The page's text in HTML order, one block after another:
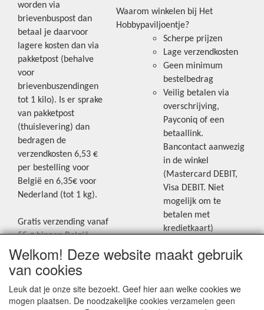
worden via
brievenbuspost dan
betaal je daarvoor
lagere kosten dan via
pakketpost (behalve
voor
brievenbuszendingen
tot 1 kilo). Is er sprake
van pakketpost
(thuislevering) dan
bedragen de
verzendkosten 6,53 €
per bestelling voor
België en 6,35€ voor
Nederland (tot 1 kg).
Gratis verzending vanaf
55 € binnen België.
Gratis verzending vanaf
65 € naar Nederland.
Levering andere
landen: geen gratis
verzending, portkosten
Waarom winkelen bij Het
Hobbypaviljoentje?
Scherpe prijzen
Lage verzendkosten
Geen minimum
bestelbedrag
Veilig betalen via
overschrijving,
Payconiq of een
betaallink.
Bancontact aanwezig
in de winkel
(Mastercard DEBIT,
Visa DEBIT. Niet
mogelijk om te
betalen met
kredietkaart)
Blijf op de hoogte van de laatste
onze Facebookpagina.
Welkom! Deze website maakt gebruik
van cookies
Leuk dat je onze site bezoekt. Geef hier aan welke cookies we
mogen plaatsen. De noodzakelijke cookies verzamelen geen